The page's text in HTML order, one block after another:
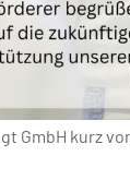
GmbH kurz vor.